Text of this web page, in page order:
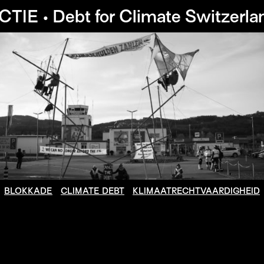
• Debt for Climate
BLOKKADE CLIMATE DEBT KLIMAATRECHTVAARDIGHEID